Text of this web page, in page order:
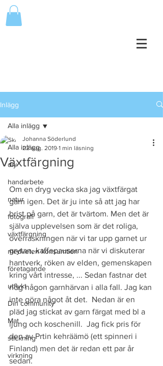
Inlägg
Alla inlägg
diy
handarbete
natur
fotografi
växtfärgning
medveten konsumtion
företagande
utflykt
Din community
Mat
stickning
virkning
Alla inlägg
Växtfärgning
Johanna Söderlund
22 aug. 2019 1 min läsning
Om en dryg vecka ska jag växtfärgat
garn igen. Det är ju inte så att jag har
brist på garn, det är tvärtom. Men det är
själva upplevelsen som är det roliga,
överraskningen när vi tar upp garnet ur
grytan, kaffepauserna när vi diskuterar
hantverk, röken av elden, gemenskapen
kring vårt intresse, ... Sedan fastnar det
nog någon garnhärvan i alla fall. Jag kan
inte göra något åt det.  Nedan är en
pläd jag stickat av garn färgat med bl a
ljung och koschenill.  Jag fick pris för
den av Prtin kehräämö (ett spinneri i
Finland) men det är redan ett par år
sedan.